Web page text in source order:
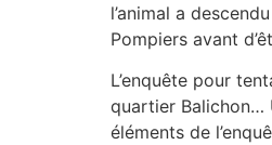
l’animal a
Pompiers avant
L’enquête pour
quartier Balichon…
éléments de